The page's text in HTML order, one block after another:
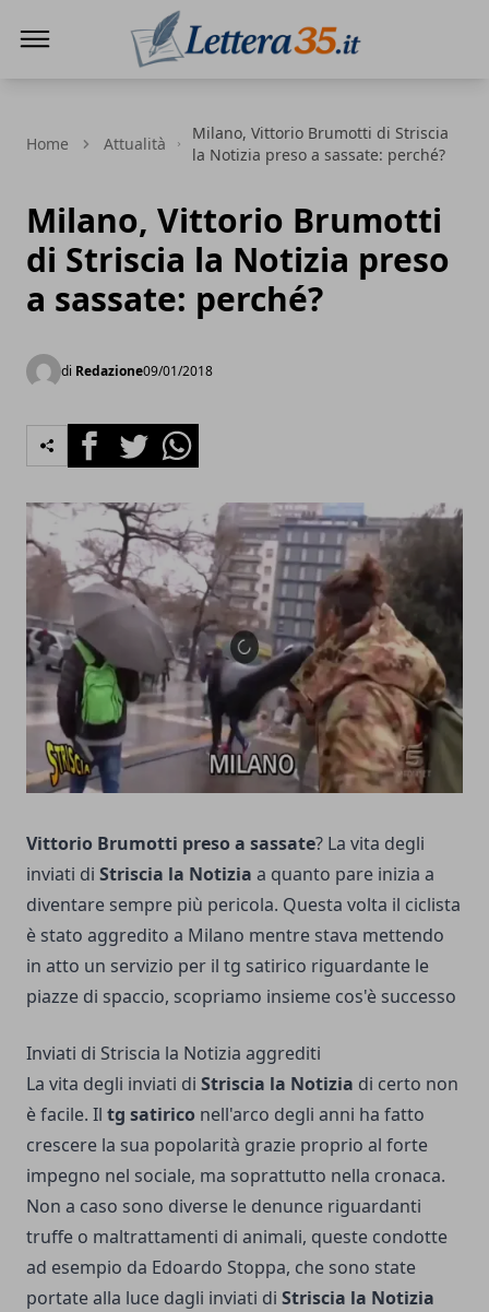
Home Attualità
Milano, Vittorio Brumotti di Striscia
la Notizia preso a sassate: perché?
Milano, Vittorio Brumotti
di Striscia la Notizia preso
a sassate: perché?
di Redazione09/01/2018
FacebookTwitterWhatsapp
Vittorio Brumotti preso a sassate? La vita degli
inviati di Striscia la Notizia a quanto pare inizia a
diventare sempre più pericola. Questa volta il ciclista
è stato aggredito a Milano mentre stava mettendo
in atto un servizio per il tg satirico riguardante le
piazze di spaccio, scopriamo insieme cos'è successo
Inviati di Striscia la Notizia aggrediti
La vita degli inviati di Striscia la Notizia di certo non
è facile. Il tg satirico nell'arco degli anni ha fatto
crescere la sua popolarità grazie proprio al forte
impegno nel sociale, ma soprattutto nella cronaca.
Non a caso sono diverse le denunce riguardanti
truffe o maltrattamenti di animali, queste condotte
ad esempio da Edoardo Stoppa, che sono state
portate alla luce dagli inviati di Striscia la Notizia